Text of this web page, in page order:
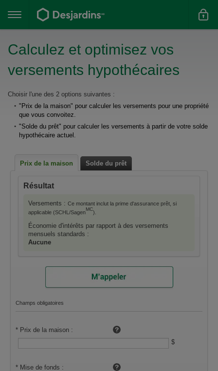
au
Calculez et optimisez vos
versements hypothécaires
Le
résultat
formulaire
automatiquement.
Choisir l'une des 2 options suivantes :
"Prix de la maison" pour calculer les versements pour une propriété
que vous convoitez.
"Solde du prêt" pour calculer les versements à partir de votre solde
hypothécaire actuel.
Prix de la maison Solde du prêt
Résultat
Versements : Ce montant inclut la prime d'assurance prêt, si
applicable (SCHL/SagenMC).
Économie d'intérêts par rapport à des versements
mensuels standards :
Aucune
Champs obligatoires
* Prix de la maison :
$
* Mise de fonds :